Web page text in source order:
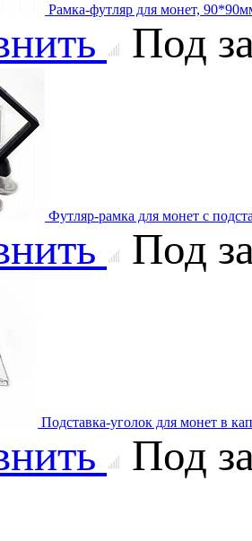
Рамка-футляр для монет,
Под
Футляр-рамка для монет с
Под
Подставка-уголок для монет в
Под